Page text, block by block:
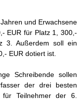
und Erwachsene
EUR für Platz 1, 300,-
3. Außerdem soll ein
EUR dotiert ist.
Schreibende sollen
der drei besten
für Teilnehmer der 6.